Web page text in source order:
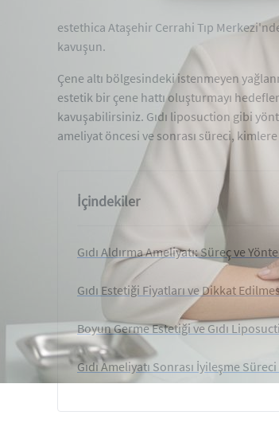
estethica Ataşehir Cerrahi Tıp
kavuşun.
Çene altı bölgesindeki istenmeyen
estetik bir çene hattı oluşturmayı
kavuşabilirsiniz. Gıdı liposuction gibi
ameliyat öncesi ve sonrası süreci,
İçindekiler
Gıdı Aldırma Ameliyatı: Süreç ve
Gıdı Estetiği Fiyatları ve Dikkat
Boyun Germe Estetiği ve Gıdı
Gıdı Ameliyatı Sonrası İyileşme